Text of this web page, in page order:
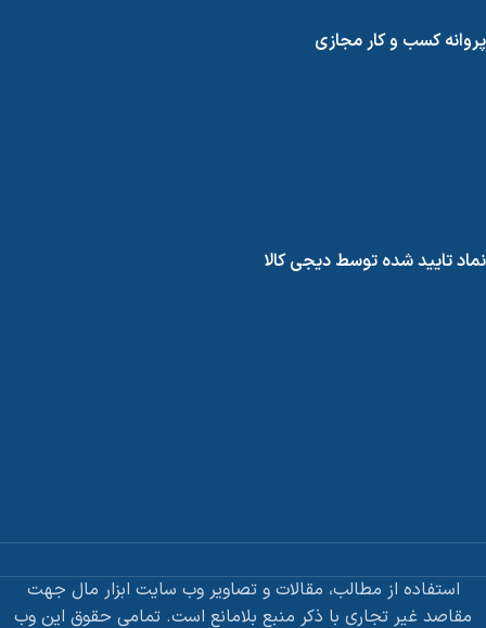
پروانه کسب و کار مجازی
نماد تایید شده توسط دیجی کالا
استفاده از مطالب، مقالات و تصاویر وب سایت ابزار مال جهت
مقاصد غیر تجاری با ذکر منبع بلامانع است. تمامی حقوق این وب